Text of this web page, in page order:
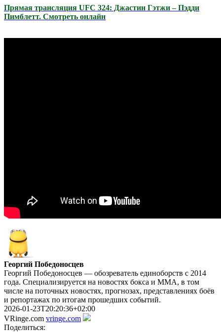
Прямая трансляция UFC 324: Джастин Гэтжи – Пэдди
Пимблетт. Смотреть онлайн
Георгий Победоносцев
Георгий Победоносцев — обозреватель единоборств с 2014
года. Специализируется на новостях бокса и ММА, в том
числе на поточных новостях, прогнозах, представлениях боёв
и репортажах по итогам прошедших событий.
2026-01-23T20:20:36+02:00
VRinge.com vringe.com
Поделиться: